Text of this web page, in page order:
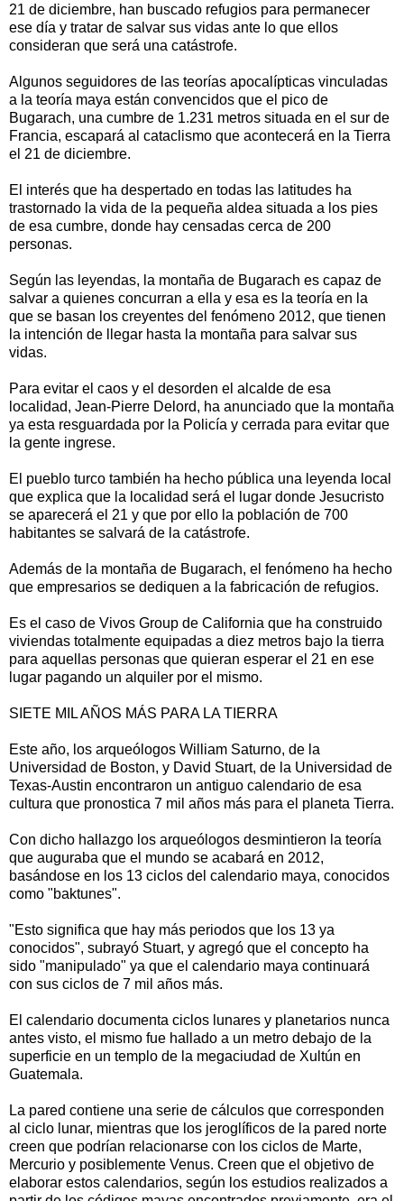
21 de diciembre, han buscado refugios para permanecer
ese día y tratar de salvar sus vidas ante lo que ellos
consideran que será una catástrofe.
Algunos seguidores de las teorías apocalípticas vinculadas
a la teoría maya están convencidos que el pico de
Bugarach, una cumbre de 1.231 metros situada en el sur de
Francia, escapará al cataclismo que acontecerá en la Tierra
el 21 de diciembre.
El interés que ha despertado en todas las latitudes ha
trastornado la vida de la pequeña aldea situada a los pies
de esa cumbre, donde hay censadas cerca de 200
personas.
Según las leyendas, la montaña de Bugarach es capaz de
salvar a quienes concurran a ella y esa es la teoría en la
que se basan los creyentes del fenómeno 2012, que tienen
la intención de llegar hasta la montaña para salvar sus
vidas.
Para evitar el caos y el desorden el alcalde de esa
localidad, Jean-Pierre Delord, ha anunciado que la montaña
ya esta resguardada por la Policía y cerrada para evitar que
la gente ingrese.
El pueblo turco también ha hecho pública una leyenda local
que explica que la localidad será el lugar donde Jesucristo
se aparecerá el 21 y que por ello la población de 700
habitantes se salvará de la catástrofe.
Además de la montaña de Bugarach, el fenómeno ha hecho
que empresarios se dediquen a la fabricación de refugios.
Es el caso de Vivos Group de California que ha construido
viviendas totalmente equipadas a diez metros bajo la tierra
para aquellas personas que quieran esperar el 21 en ese
lugar pagando un alquiler por el mismo.
SIETE MIL AÑOS MÁS PARA LA TIERRA
Este año, los arqueólogos William Saturno, de la
Universidad de Boston, y David Stuart, de la Universidad de
Texas-Austin encontraron un antiguo calendario de esa
cultura que pronostica 7 mil años más para el planeta Tierra.
Con dicho hallazgo los arqueólogos desmintieron la teoría
que auguraba que el mundo se acabará en 2012,
basándose en los 13 ciclos del calendario maya, conocidos
como "baktunes".
"Esto significa que hay más periodos que los 13 ya
conocidos", subrayó Stuart, y agregó que el concepto ha
sido "manipulado" ya que el calendario maya continuará
con sus ciclos de 7 mil años más.
El calendario documenta ciclos lunares y planetarios nunca
antes visto, el mismo fue hallado a un metro debajo de la
superficie en un templo de la megaciudad de Xultún en
Guatemala.
La pared contiene una serie de cálculos que corresponden
al ciclo lunar, mientras que los jeroglíficos de la pared norte
creen que podrían relacionarse con los ciclos de Marte,
Mercurio y posiblemente Venus. Creen que el objetivo de
elaborar estos calendarios, según los estudios realizados a